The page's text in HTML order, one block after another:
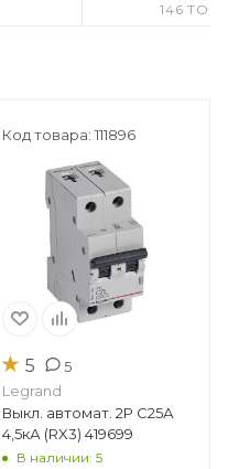
146
Код товара: 111896
★ 5 5
Legrand
Выкл. автомат. 2Р С25А
4,5кА (RX3) 419699
В наличии: 5